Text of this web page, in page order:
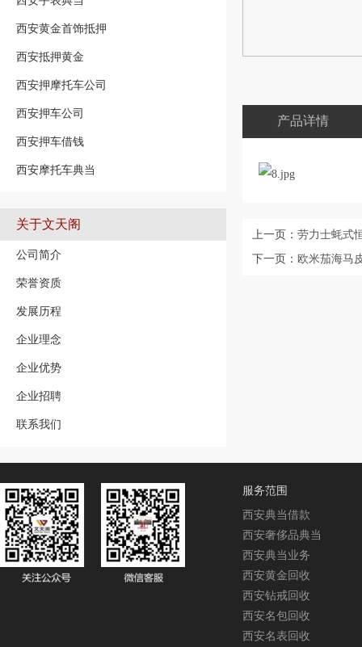
西安黄金首饰抵押
西安抵押黄金
西安押摩托车公司
西安押车公司
西安押车借钱
西安摩托车典当
关于文天阁
公司简介
荣誉资质
发展历程
企业理念
企业优势
企业招聘
联系我们
产品详情
上一页：劳力士蚝式
下一页： 欧米茄海马
服务范围
西安典当借款
西安奢侈品典当
西安典当业务
西安黄金回收
西安钻戒回收
西安名包回收
西安名表回收